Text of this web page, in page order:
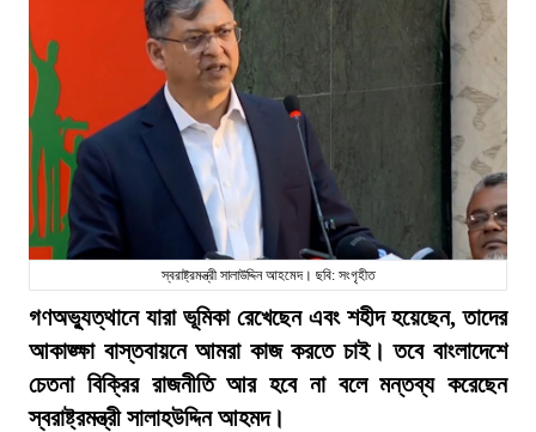
স্বরাষ্ট্রমন্ত্রী সালাউদ্দিন আহমেদ। ছবি: সংগৃহীত
গণঅভ্যুত্থানে যারা ভূমিকা রেখেছেন এবং শহীদ হয়েছেন, তাদের
আকাঙ্ক্ষা বাস্তবায়নে আমরা কাজ করতে চাই। তবে বাংলাদেশে
চেতনা বিক্রির রাজনীতি আর হবে না বলে মন্তব্য করেছেন
স্বরাষ্ট্রমন্ত্রী সালাহউদ্দিন আহমদ।